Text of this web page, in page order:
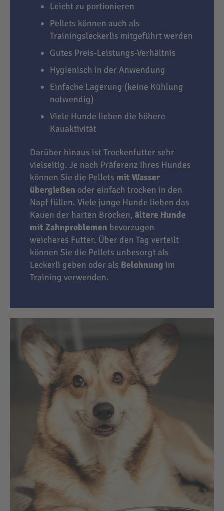
Leicht zu portionieren
Pellets können auch als
Trainingsleckerlis mitgeführt werden
Gutes Preis-Leistungs-Verhältnis
Hygienisch in der Anwendung
Einfache Lagerung (keine Kühlung
notwendig)
Viele Hunde lieben die höhere
Kauaktivität
Darüber hinaus ist Trockenfutter sehr
vielseitig. Je nach Präferenz Ihres Hundes
können Sie die Pellets mit Wasser
übergießen oder einfach trocken in den
Napf füllen. Viele junge Hunde lieben das
Kauen der harten Brocken, ältere Hunde
mit Zahnproblemen bevorzugen
weicheres Futter. Über den Tag verteilt
können Sie die Pellets unbesorgt als
Leckerli geben oder als Belohnung im
Training verwenden.